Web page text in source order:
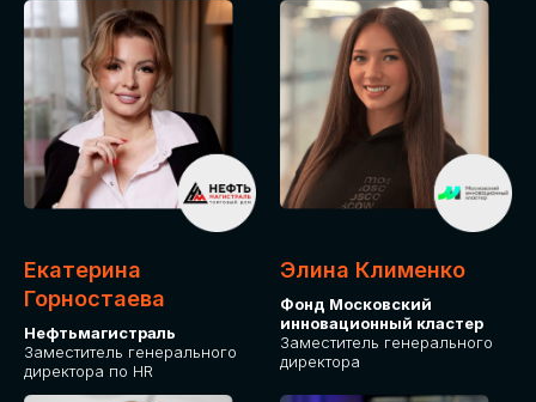
Екатерина
Горностаева
Нефтьмагистраль
Заместитель генерального
директора по HR
Элина Клименко
Фонд Московский
инновационный кластер
Заместитель генерального
директора
Приглашаем стать партнером GLOBAL
TECH FORUM и презентовать ваши
решения целевой аудитории. Будем
рады сотрудничеству!
СТАНЬТЕ
ЭКСПОНЕНТОМ
ПОДАТЬ ЗАЯВКУ
IT Solutions for Business